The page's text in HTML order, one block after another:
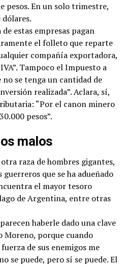
pesos. En un solo trimestre,
estas empresas pagan
el folleto que reparte
compañía exportadora,
Tampoco el Impuesto a
no se tenga un cantidad de
realizada”. Aclara, sí,
“Por el canon minero
pesos”.
malos
raza de hombres gigantes,
que se ha adueñado
el mayor tesoro
de Argentina, entre otras
haberle dado una clave
Moreno, porque cuando
de sus enemigos me
se puede, pero sí se puede. El